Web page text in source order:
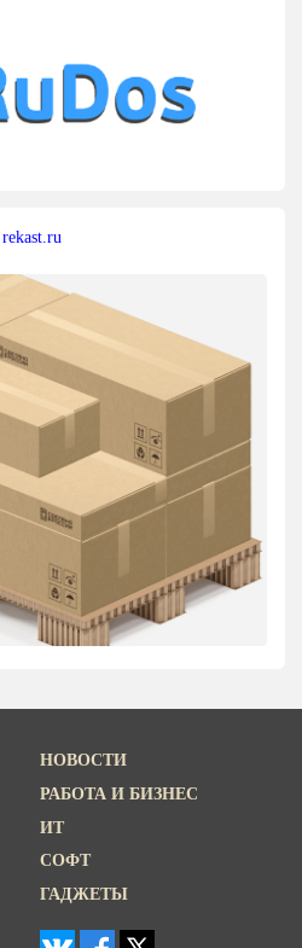
rekast.ru
НОВОСТИ
РАБОТА И БИЗНЕС
ИТ
СОФТ
ГАДЖЕТЫ